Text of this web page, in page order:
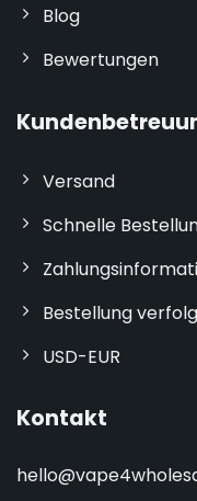
Blog
Bewertungen
Versand
Schnelle
Bestellung
USD-EUR
Kontakt